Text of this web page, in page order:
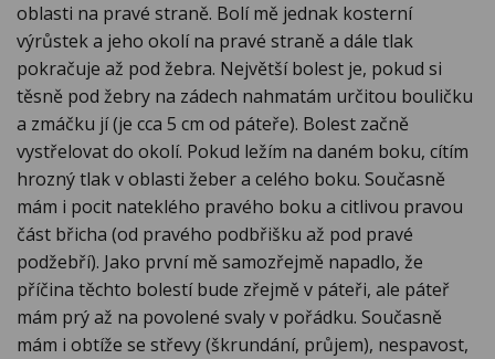
oblasti na pravé straně. Bolí mě jednak kosterní
výrůstek a jeho okolí na pravé straně a dále tlak
pokračuje až pod žebra. Největší bolest je, pokud si
těsně pod žebry na zádech nahmatám určitou bouličku
a zmáčku jí (je cca 5 cm od páteře). Bolest začně
vystřelovat do okolí. Pokud ležím na daném boku, cítím
hrozný tlak v oblasti žeber a celého boku. Současně
mám i pocit nateklého pravého boku a citlivou pravou
část břicha (od pravého podbřišku až pod pravé
podžebří). Jako první mě samozřejmě napadlo, že
příčina těchto bolestí bude zřejmě v páteři, ale páteř
mám prý až na povolené svaly v pořádku. Současně
mám i obtíže se střevy (škrundání, průjem), nespavost,